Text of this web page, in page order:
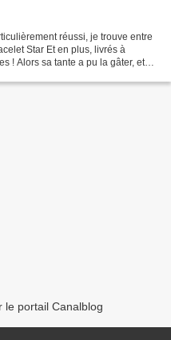
réussi, je trouve entre
Star Et en plus, livrés à
! Alors sa tante a pu la gâter, et
le portail Canalblog